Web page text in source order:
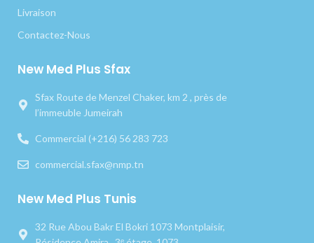
Livraison
Contactez-Nous
New Med Plus Sfax
Sfax Route de Menzel Chaker, km 2 , près de
l’immeuble Jumeirah
Commercial (+216) 56 283 723
commercial.sfax@nmp.tn
New Med Plus Tunis
32 Rue Abou Bakr El Bokri 1073 Montplaisir,